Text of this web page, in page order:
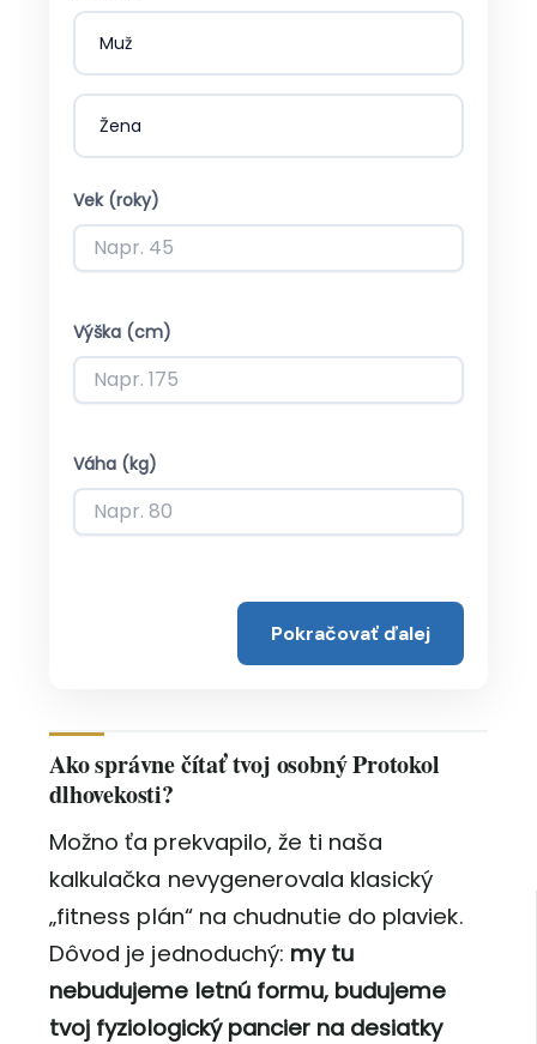
Muž
Žena
Vek (roky)
Výška (cm)
Váha (kg)
Pokračovať ďalej
Ako správne čítať tvoj osobný Protokol
dlhovekosti?
Možno ťa prekvapilo, že ti naša
kalkulačka nevygenerovala klasický
„fitness plán“ na chudnutie do plaviek.
Dôvod je jednoduchý: my tu
nebudujeme letnú formu, budujeme
tvoj fyziologický pancier na desiatky